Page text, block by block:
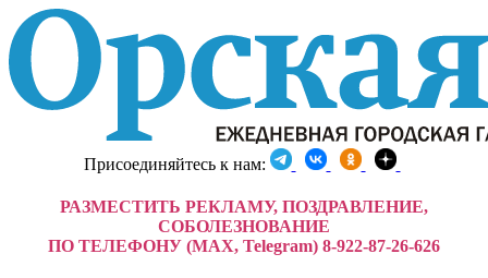
Присоединяйтесь к нам:
РАЗМЕСТИТЬ РЕКЛАМУ, ПОЗДРАВЛЕНИЕ,
СОБОЛЕЗНОВАНИЕ
ПО ТЕЛЕФОНУ (MAX, Telegram) 8-922-87-26-626